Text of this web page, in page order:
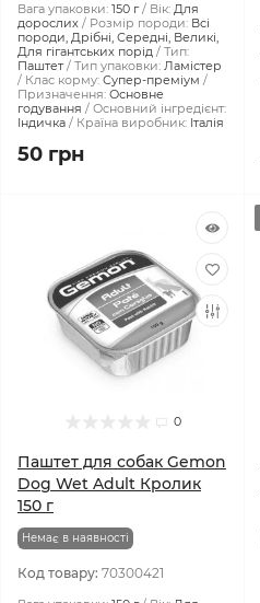
Вага упаковки: 150 г Вік: Для
дорослих
Розмір породи: Всі
породи, Дрібні, Середні, Великі,
Для гігантських порід
Тип:
Паштет
Тип упаковки: Ламістер
Клас корму: Супер-преміум
Призначення: Основне
годування
Основний інгредієнт:
Індичка
Країна виробник: Італія
50 грн
0
Паштет для собак Gemon
Dog Wet Adult Кролик
150 г
Немає в наявності
Код товару: 70300421